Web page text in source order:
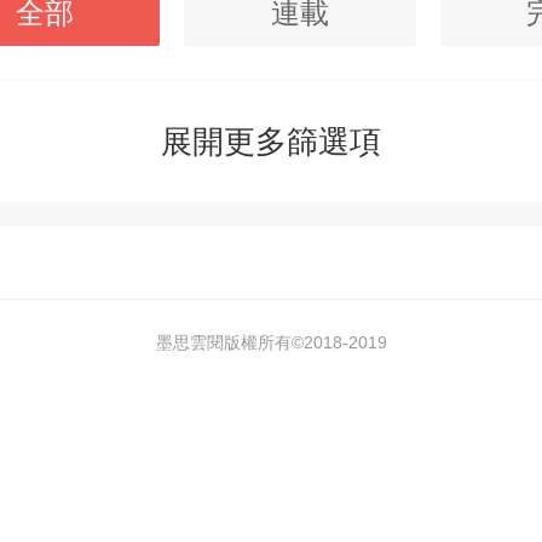
全部 連載
展開更多篩選項
墨思雲閱版權所有©2018-2019